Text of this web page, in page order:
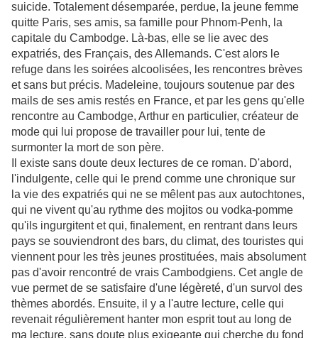
suicide. Totalement désemparée, perdue, la jeune femme
quitte Paris, ses amis, sa famille pour Phnom-Penh, la
capitale du Cambodge. Là-bas, elle se lie avec des
expatriés, des Français, des Allemands. C'est alors le
refuge dans les soirées alcoolisées, les rencontres brèves
et sans but précis. Madeleine, toujours soutenue par des
mails de ses amis restés en France, et par les gens qu'elle
rencontre au Cambodge, Arthur en particulier, créateur de
mode qui lui propose de travailler pour lui, tente de
surmonter la mort de son père.
Il existe sans doute deux lectures de ce roman. D'abord,
l'indulgente, celle qui le prend comme une chronique sur
la vie des expatriés qui ne se mêlent pas aux autochtones,
qui ne vivent qu'au rythme des mojitos ou vodka-pomme
qu'ils ingurgitent et qui, finalement, en rentrant dans leurs
pays se souviendront des bars, du climat, des touristes qui
viennent pour les très jeunes prostituées, mais absolument
pas d'avoir rencontré de vrais Cambodgiens. Cet angle de
vue permet de se satisfaire d'une légèreté, d'un survol des
thèmes abordés. Ensuite, il y a l'autre lecture, celle qui
revenait régulièrement hanter mon esprit tout au long de
ma lecture, sans doute plus exigeante qui cherche du fond